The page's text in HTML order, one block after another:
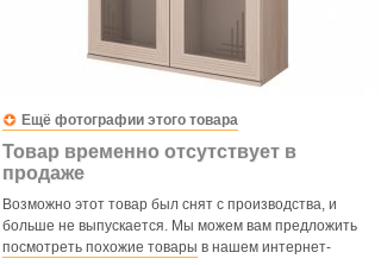
Ещё фотографии этого товара
Товар временно отсутствует в
продаже
Возможно этот товар был снят с производства, и
больше не выпускается. Мы можем вам предложить
посмотреть похожие товары в нашем интернет-